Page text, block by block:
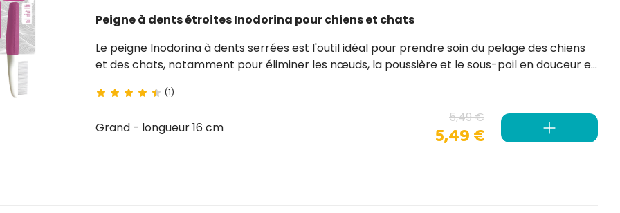
Peigne à dents étroites Inodorina pour chiens et chats
Le peigne Inodorina à dents serrées est l'outil idéal pour prendre soin du pelage des chiens
et des chats, notamment pour éliminer les nœuds, la poussière et le sous-poil en douceur et
long,...
(1)
Grand - longueur 16 cm
5,49 €
5,49 €